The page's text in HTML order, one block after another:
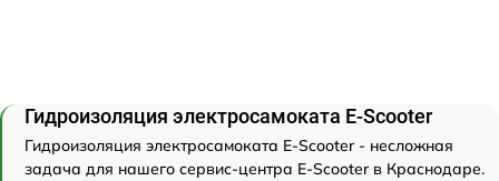
Гидроизоляция электросамоката E-Scooter
Гидроизоляция электросамоката E-Scooter - несложная
задача для нашего сервис-центра E-Scooter в Краснодаре.